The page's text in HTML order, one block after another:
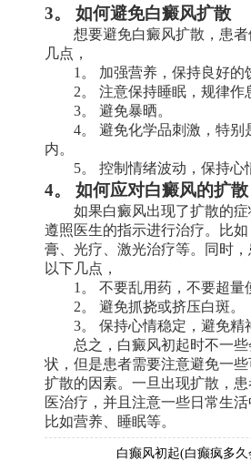
3。 如何避免白癜风扩散
想要避免白癜风扩散，患
几点，
1。 加强营养，保持良好的
2。 注意保持睡眠，规律作
3。 避免暴晒。
4。 避免化学品刺激，特别
内。
5。 控制情绪波动，保持心
4。 如何应对白癜风的扩散
如果白癜风出现了扩散的
遵照医生的指示进行治疗。比
膏、光疗、激光治疗等。同时
以下几点，
1。 不要乱用药，不要超量
2。 避免抓挠或挤压白斑。
3。 保持心情稳定，避免精
总之，白癜风初起时不一
状，但是患者需要注意避免一
扩散的因素。一旦出现扩散，
医治疗，并且注意一些日常生活
比如营养、睡眠等。
白癫风初起(白癫疯多久